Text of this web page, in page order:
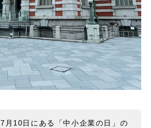
7月10日にある「中小企業の日」の